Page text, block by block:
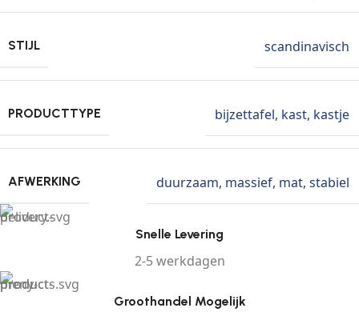
STIJL scandinavisch
PRODUCTTYPE bijzettafel, kast, kastje
AFWERKING duurzaam, massief, mat, stabiel
Snelle Levering
2-5 werkdagen
Groothandel Mogelijk